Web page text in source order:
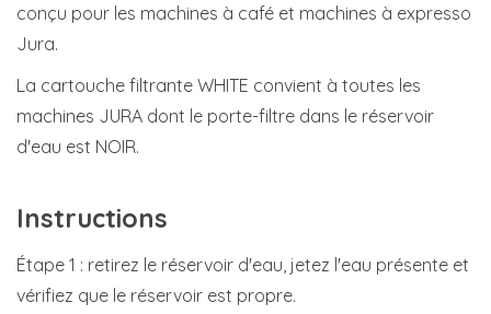
conçu pour les machines à café et machines à expresso
Jura.
La cartouche filtrante WHITE convient à toutes les
machines JURA dont le porte-filtre dans le réservoir
d'eau est NOIR.
Instructions
Étape 1 : retirez le réservoir d'eau, jetez l'eau présente et
vérifiez que le réservoir est propre.